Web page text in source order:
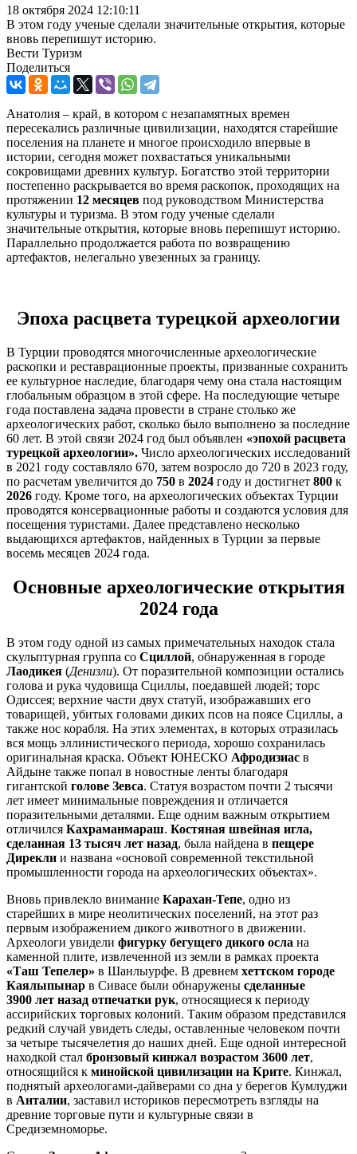
18 октября 2024 12:10:11
В этом году ученые сделали значительные открытия, которые
вновь перепишут историю.
Вести Туризм
Поделиться
Анатолия – край, в котором с незапамятных времен
пересекались различные цивилизации, находятся старейшие
поселения на планете и многое происходило впервые в
истории, сегодня может похвастаться уникальными
сокровищами древних культур. Богатство этой территории
постепенно раскрывается во время раскопок, проходящих на
протяжении 12 месяцев под руководством Министерства
культуры и туризма. В этом году ученые сделали
значительные открытия, которые вновь перепишут историю.
Параллельно продолжается работа по возвращению
артефактов, нелегально увезенных за границу.
Эпоха расцвета турецкой археологии
В Турции проводятся многочисленные археологические
раскопки и реставрационные проекты, призванные сохранить
ее культурное наследие, благодаря чему она стала настоящим
глобальным образцом в этой сфере. На последующие четыре
года поставлена задача провести в стране столько же
археологических работ, сколько было выполнено за последние
60 лет. В этой связи 2024 год был объявлен «эпохой расцвета
турецкой археологии». Число археологических исследований
в 2021 году составляло 670, затем возросло до 720 в 2023 году,
по расчетам увеличится до 750 в 2024 году и достигнет 800 к
2026 году. Кроме того, на археологических объектах Турции
проводятся консервационные работы и создаются условия для
посещения туристами. Далее представлено несколько
выдающихся артефактов, найденных в Турции за первые
восемь месяцев 2024 года.
Основные археологические открытия
2024 года
В этом году одной из самых примечательных находок стала
скульптурная группа со Сциллой, обнаруженная в городе
Лаодикея (Денизли). От поразительной композиции остались
голова и рука чудовища Сциллы, поедавшей людей; торс
Одиссея; верхние части двух статуй, изображавших его
товарищей, убитых головами диких псов на поясе Сциллы, а
также нос корабля. На этих элементах, в которых отразилась
вся мощь эллинистического периода, хорошо сохранилась
оригинальная краска. Объект ЮНЕСКО Афродизиас в
Айдыне также попал в новостные ленты благодаря
гигантской голове Зевса. Статуя возрастом почти 2 тысячи
лет имеет минимальные повреждения и отличается
поразительными деталями. Еще одним важным открытием
отличился Кахраманмараш. Костяная швейная игла,
сделанная 13 тысяч лет назад, была найдена в пещере
Дирекли и названа «основой современной текстильной
промышленности города на археологических объектах».
Вновь привлекло внимание Карахан-Тепе, одно из
старейших в мире неолитических поселений, на этот раз
первым изображением дикого животного в движении.
Археологи увидели фигурку бегущего дикого осла на
каменной плите, извлеченной из земли в рамках проекта
«Таш Тепелер» в Шанлыурфе. В древнем хеттском городе
Каялыпынар в Сивасе были обнаружены сделанные
3900 лет назад отпечатки рук, относящиеся к периоду
ассирийских торговых колоний. Таким образом представился
редкий случай увидеть следы, оставленные человеком почти
за четыре тысячелетия до наших дней. Еще одной интересной
находкой стал бронзовый кинжал возрастом 3600 лет,
относящийся к минойской цивилизации на Крите. Кинжал,
поднятый археологами-дайверами со дна у берегов Кумлуджи
в Анталии, заставил историков пересмотреть взгляды на
древние торговые пути и культурные связи в
Средиземноморье.